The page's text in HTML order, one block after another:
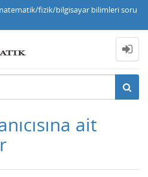
fizik/bilgisayar bilimleri soru
ait